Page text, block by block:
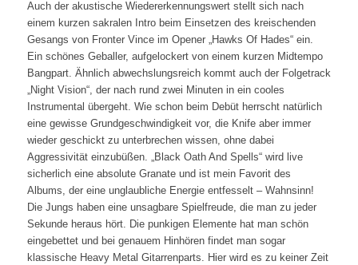
Auch der akustische Wiedererkennungswert stellt sich nach
einem kurzen sakralen Intro beim Einsetzen des kreischenden
Gesangs von Fronter Vince im Opener „Hawks Of Hades“ ein.
Ein schönes Geballer, aufgelockert von einem kurzen Midtempo
Bangpart. Ähnlich abwechslungsreich kommt auch der Folgetrack
„Night Vision“, der nach rund zwei Minuten in ein cooles
Instrumental übergeht. Wie schon beim Debüt herrscht natürlich
eine gewisse Grundgeschwindigkeit vor, die Knife aber immer
wieder geschickt zu unterbrechen wissen, ohne dabei
Aggressivität einzubüßen. „Black Oath And Spells“ wird live
sicherlich eine absolute Granate und ist mein Favorit des
Albums, der eine unglaubliche Energie entfesselt – Wahnsinn!
Die Jungs haben eine unsagbare Spielfreude, die man zu jeder
Sekunde heraus hört. Die punkigen Elemente hat man schön
eingebettet und bei genauem Hinhören findet man sogar
klassische Heavy Metal Gitarrenparts. Hier wird es zu keiner Zeit